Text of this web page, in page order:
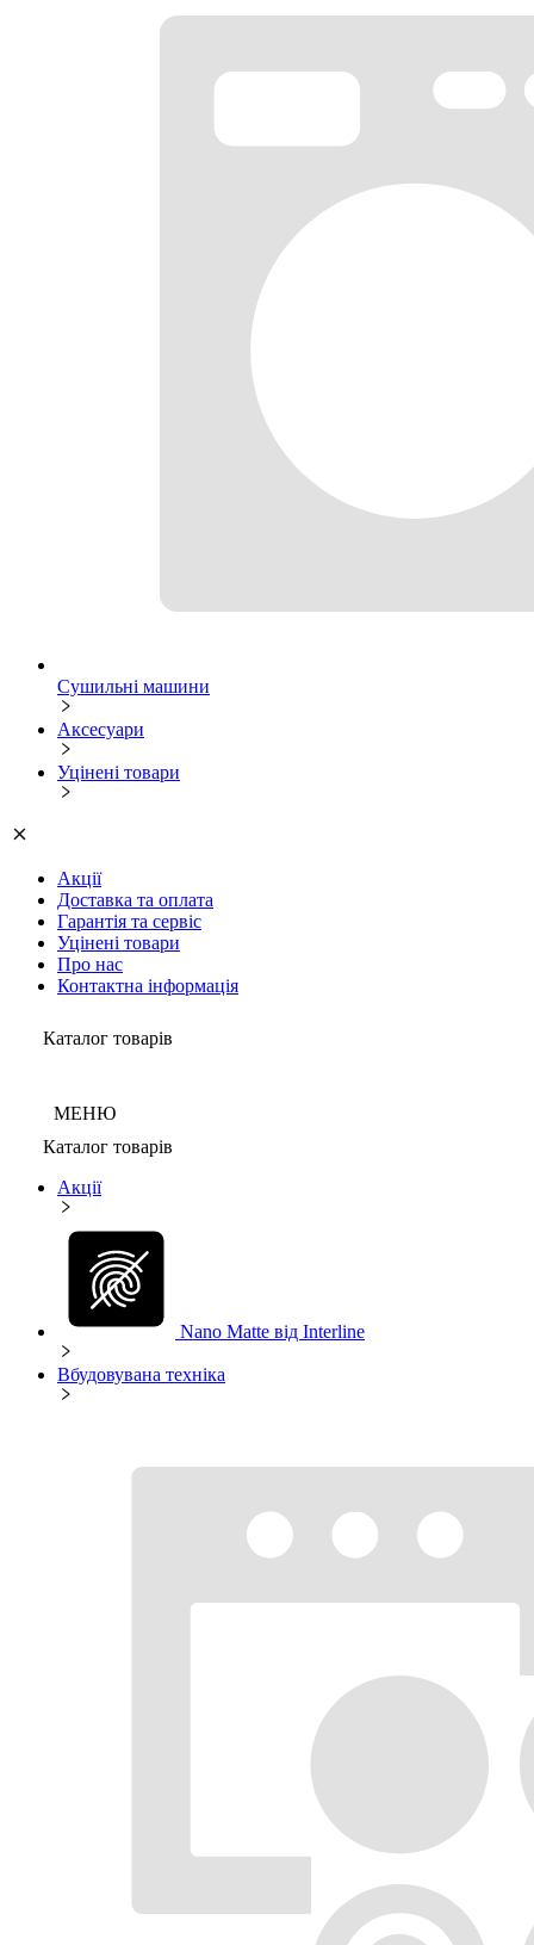
Сушильні машини
Аксесуари
Уцінені товари
Акції
Доставка та оплата
Гарантія та сервіс
Уцінені товари
Про нас
Контактна інформація
Каталог товарів
МЕНЮ
Каталог товарів
Акції
Nano Matte від Interline
Вбудовувана техніка